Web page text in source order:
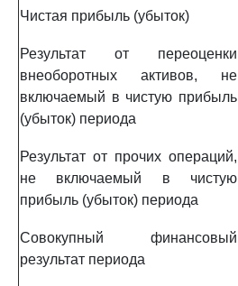
Чистая прибыль (убыток)
Результат от переоценки
внеоборотных активов, не
включаемый в чистую прибыль
(убыток) периода
Результат от прочих операций,
не включаемый в чистую
прибыль (убыток) периода
Совокупный финансовый
результат периода